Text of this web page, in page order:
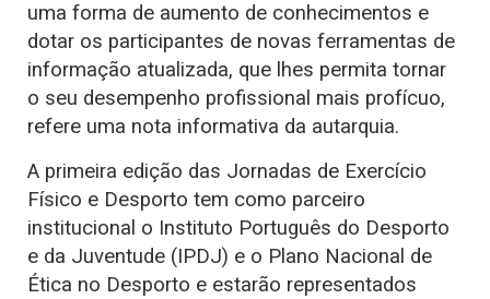
uma forma de aumento de conhecimentos e
dotar os participantes de novas ferramentas de
informação atualizada, que lhes permita tornar
o seu desempenho profissional mais profícuo,
refere uma nota informativa da autarquia.
A primeira edição das Jornadas de Exercício
Físico e Desporto tem como parceiro
institucional o Instituto Português do Desporto
e da Juventude (IPDJ) e o Plano Nacional de
Ética no Desporto e estarão representados